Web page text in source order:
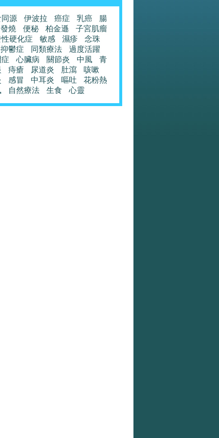
源 伊波拉 癌症 乳癌
腸
發燒
便秘 柏金遜
子宮肌瘤
硬化症
敏感 濕疹
念珠
抑鬱症
同類療法
過度活躍
心臟病 關節炎 中風
青
痔瘡 尿道炎 肚瀉
咳嗽
感冒 中耳炎 嘔吐
花粉熱
自然療法 生食 心靈